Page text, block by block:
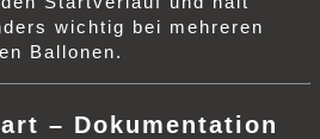
wichtig bei mehreren
Ballonen.
– Dokumentation